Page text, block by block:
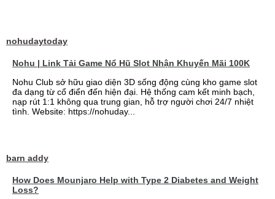
nohudaytoday
Nohu | Link Tải Game Nổ Hũ Slot Nhận Khuyến Mãi 100K
Nohu Club sở hữu giao diện 3D sống động cùng kho game slot
đa dạng từ cổ điển đến hiện đại. Hệ thống cam kết minh bạch,
nạp rút 1:1 không qua trung gian, hỗ trợ người chơi 24/7 nhiệt
tình. Website: https://nohuday...
barn addy
How Does Mounjaro Help with Type 2 Diabetes and Weight
Loss?